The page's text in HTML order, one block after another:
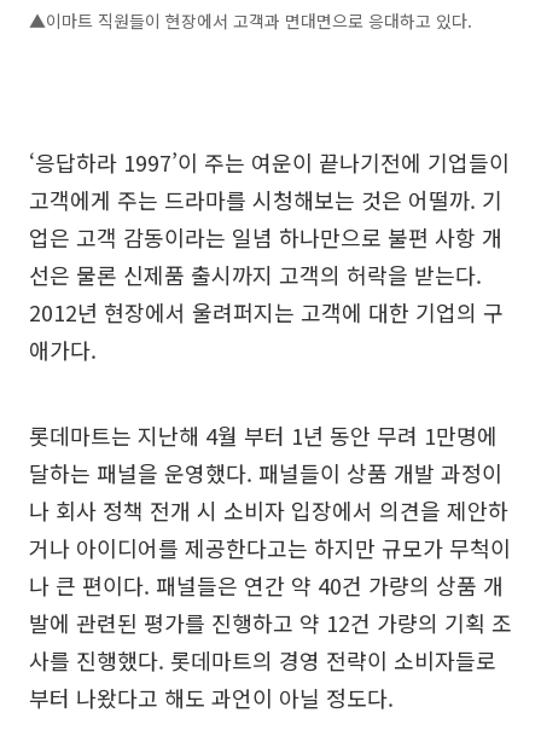
▲이마트 직원들이 현장에서 고객과 면대면으로 응대하고 있다.
‘응답하라 1997’이 주는 여운이 끝나기전에 기업들이
고객에게 주는 드라마를 시청해보는 것은 어떨까. 기
업은 고객 감동이라는 일념 하나만으로 불편 사항 개
선은 물론 신제품 출시까지 고객의 허락을 받는다.
2012년 현장에서 울려퍼지는 고객에 대한 기업의 구
애가다.
롯데마트는 지난해 4월 부터 1년 동안 무려 1만명에
달하는 패널을 운영했다. 패널들이 상품 개발 과정이
나 회사 정책 전개 시 소비자 입장에서 의견을 제안하
거나 아이디어를 제공한다고는 하지만 규모가 무척이
나 큰 편이다. 패널들은 연간 약 40건 가량의 상품 개
발에 관련된 평가를 진행하고 약 12건 가량의 기획 조
사를 진행했다. 롯데마트의 경영 전략이 소비자들로
부터 나왔다고 해도 과언이 아닐 정도다.